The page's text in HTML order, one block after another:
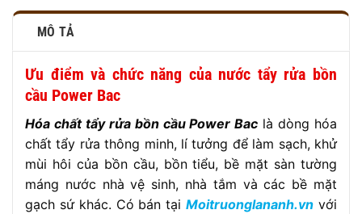
MÔ TẢ
Ưu điểm và chức năng của nước tẩy rửa bồn
cầu Power Bac
Hóa chất tẩy rửa bồn cầu Power Bac là dòng hóa
chất tẩy rửa thông minh, lí tưởng để làm sạch, khử
mùi hôi của bồn cầu, bồn tiểu, bề mặt sàn tường
máng nước nhà vệ sinh, nhà tắm và các bề mặt
gạch sứ khác. Có bán tạiMoitruonglananh.vn với